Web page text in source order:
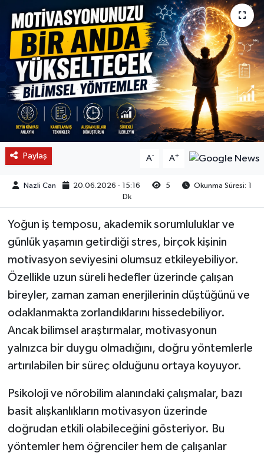
Paylaş A- A+
Nazli Can 20.06.2026 - 15:16 5
Okunma Süresi: 1
Dk
Yoğun iş temposu, akademik sorumluluklar ve
günlük yaşamın getirdiği stres, birçok kişinin
motivasyon seviyesini olumsuz etkileyebiliyor.
Özellikle uzun süreli hedefler üzerinde çalışan
bireyler, zaman zaman enerjilerinin düştüğünü ve
odaklanmakta zorlandıklarını hissedebiliyor.
Ancak bilimsel araştırmalar, motivasyonun
yalnızca bir duygu olmadığını, doğru yöntemlerle
artırılabilen bir süreç olduğunu ortaya koyuyor.
Psikoloji ve nörobilim alanındaki çalışmalar, bazı
basit alışkanlıkların motivasyon üzerinde
doğrudan etkili olabileceğini gösteriyor. Bu
yöntemler hem öğrenciler hem de çalışanlar